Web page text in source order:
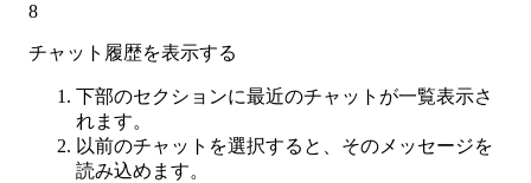
8
チャット履歴を表示する
下部のセクションに最近のチャットが一覧表示さ
れます。
以前のチャットを選択すると、そのメッセージを
読み込めます。